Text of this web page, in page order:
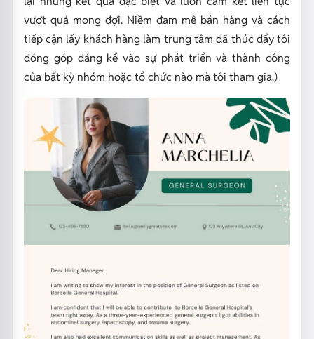
vượt quá mong đợi. Niềm đam mê bán hàng và cách
tiếp cận lấy khách hàng làm trung tâm đã thúc đẩy tôi
đóng góp đáng kể vào sự phát triển và thành công
của bất kỳ nhóm hoặc tổ chức nào mà tôi tham gia.)